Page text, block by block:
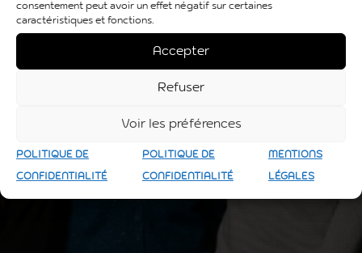
consentement peut avoir un effet négatif sur certaines
caractéristiques et fonctions.
Accepter
Refuser
Voir les préférences
POLITIQUE DE
CONFIDENTIALITÉ
POLITIQUE DE
CONFIDENTIALITÉ
MENTIONS
LÉGALES